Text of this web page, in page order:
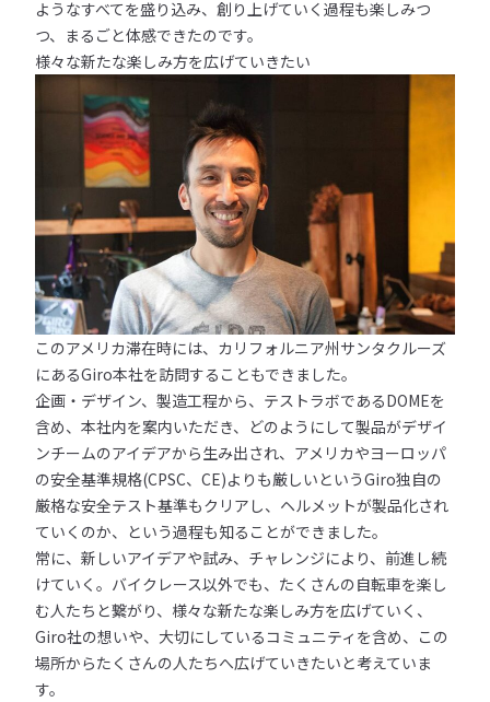
ようなすべてを盛り込み、創り上げていく過程も楽しみつ
つ、まるごと体感できたのです。
様々な新たな楽しみ方を広げていきたい
このアメリカ滞在時には、カリフォルニア州サンタクルーズ
にあるGiro本社を訪問することもできました。
企画・デザイン、製造工程から、テストラボであるDOMEを
含め、本社内を案内いただき、どのようにして製品がデザイ
ンチームのアイデアから生み出され、アメリカやヨーロッパ
の安全基準規格(CPSC、CE)よりも厳しいというGiro独自の
厳格な安全テスト基準もクリアし、ヘルメットが製品化され
ていくのか、という過程も知ることができました。
常に、新しいアイデアや試み、チャレンジにより、前進し続
けていく。バイクレース以外でも、たくさんの自転車を楽し
む人たちと繋がり、様々な新たな楽しみ方を広げていく、
Giro社の想いや、大切にしているコミュニティを含め、この
場所からたくさんの人たちへ広げていきたいと考えていま
す。